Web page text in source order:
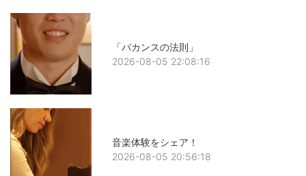
「バカンスの法則」
2026-08-05 22:08:16
音楽体験をシェア！
2026-08-05 20:56:18